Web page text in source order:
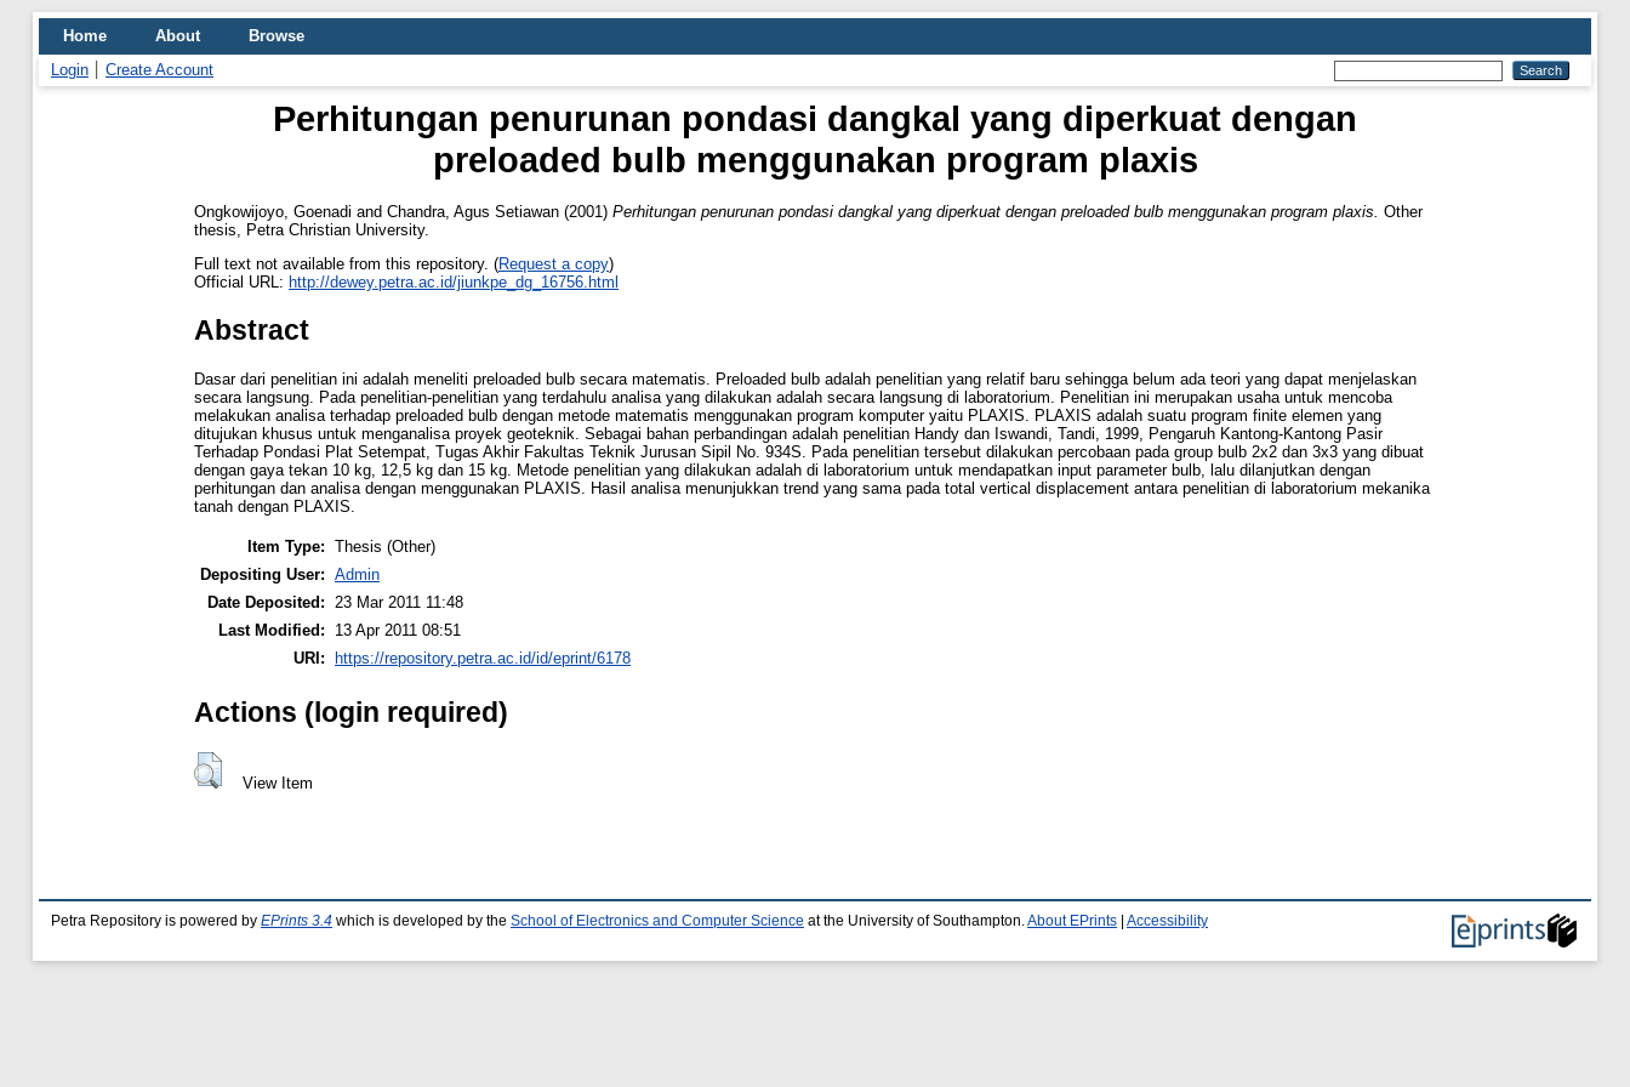
Home About
Browse
Login
Create Account
Perhitungan penurunan pondasi dangkal yang diperkuat dengan
preloaded bulb menggunakan program plaxis
Ongkowijoyo, Goenadi and Chandra, Agus Setiawan (2001) Perhitungan penurunan pondasi dangkal yang diperkuat dengan preloaded bulb menggunakan program plaxis. Other
thesis, Petra Christian University.
Full text not available from this repository. (Request a copy)
Official URL: http://dewey.petra.ac.id/jiunkpe_dg_16756.html
Abstract
Dasar dari penelitian ini adalah meneliti preloaded bulb secara matematis. Preloaded bulb adalah penelitian yang relatif baru sehingga belum ada teori yang dapat menjelaskan
secara langsung. Pada penelitian-penelitian yang terdahulu analisa yang dilakukan adalah secara langsung di laboratorium. Penelitian ini merupakan usaha untuk mencoba
melakukan analisa terhadap preloaded bulb dengan metode matematis menggunakan program komputer yaitu PLAXIS. PLAXIS adalah suatu program finite elemen yang
ditujukan khusus untuk menganalisa proyek geoteknik. Sebagai bahan perbandingan adalah penelitian Handy dan Iswandi, Tandi, 1999, Pengaruh Kantong-Kantong Pasir
Terhadap Pondasi Plat Setempat, Tugas Akhir Fakultas Teknik Jurusan Sipil No. 934S. Pada penelitian tersebut dilakukan percobaan pada group bulb 2x2 dan 3x3 yang dibuat
dengan gaya tekan 10 kg, 12,5 kg dan 15 kg. Metode penelitian yang dilakukan adalah di laboratorium untuk mendapatkan input parameter bulb, lalu dilanjutkan dengan
perhitungan dan analisa dengan menggunakan PLAXIS. Hasil analisa menunjukkan trend yang sama pada total vertical displacement antara penelitian di laboratorium mekanika
tanah dengan PLAXIS.
Item Type: Thesis (Other)
Depositing User: Admin
Date Deposited:
23 Mar 2011 11:48
Last Modified:
13 Apr 2011 08:51
URI: https://repository.petra.ac.id/id/eprint/6178
Actions (login required)
View Item
Petra Repository is powered by EPrints 3.4 which is developed by the School of Electronics and Computer Science at the University of Southampton. About EPrints Accessibility